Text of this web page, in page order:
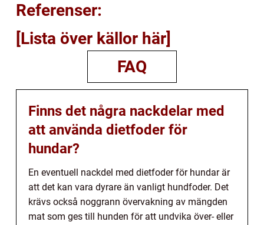
Referenser:
[Lista över källor här]
FAQ
Finns det några nackdelar med
att använda dietfoder för
hundar?
En eventuell nackdel med dietfoder för hundar är
att det kan vara dyrare än vanligt hundfoder. Det
krävs också noggrann övervakning av mängden
mat som ges till hunden för att undvika över- eller